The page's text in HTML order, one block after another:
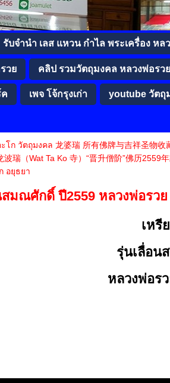
รับจำนำ เลส แหวน กำไล พระเครื่อง หล
วย คลิป รวมวัตถุมงคล หลวงพ่อรวย
เพจ โจ้กรุงเก่า youtube วัตถุ
โก วัตถุมงคล 龙婆瑞 所有佛牌与吉祥圣物收
瑞（Wat Ta Ko 寺）“晋升僧阶”佛历2559
อยุธยา
มณศักดิ์ ปี2559 หลวงพ่อรวย
เหรี
รุ่นเลื่อน
หลวงพ่อร